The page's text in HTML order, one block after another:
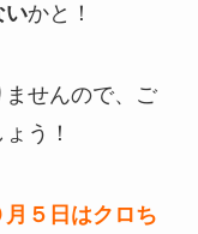
いかと！
せんので、ご
う！
５日はクロち